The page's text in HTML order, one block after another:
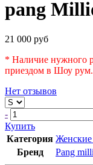
pang
21 000 руб
* Наличие нужного
приездом в Шоу
Нет отзывов
-
Купить
Категория
Бренд
Pang